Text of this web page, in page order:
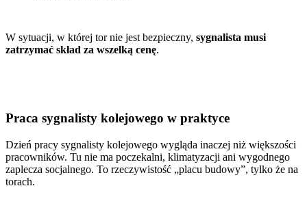
W sytuacji, w której tor nie jest bezpieczny, sygnalista musi
zatrzymać skład za wszelką cenę.
Praca sygnalisty kolejowego w praktyce
Dzień pracy sygnalisty kolejowego wygląda inaczej niż większości
pracowników. Tu nie ma poczekalni, klimatyzacji ani wygodnego
zaplecza socjalnego. To rzeczywistość „placu budowy”, tylko że na
torach.